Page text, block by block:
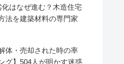
はなぜ進む？木造住宅
法を建築材料の専門家
体・売却された時の率
グ】504人が明かす迷惑